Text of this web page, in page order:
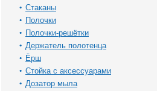
Стаканы
Полочки
Полочки-решётки
Держатель полотенца
Ёрш
Стойка с аксессуарами
Дозатор мыла